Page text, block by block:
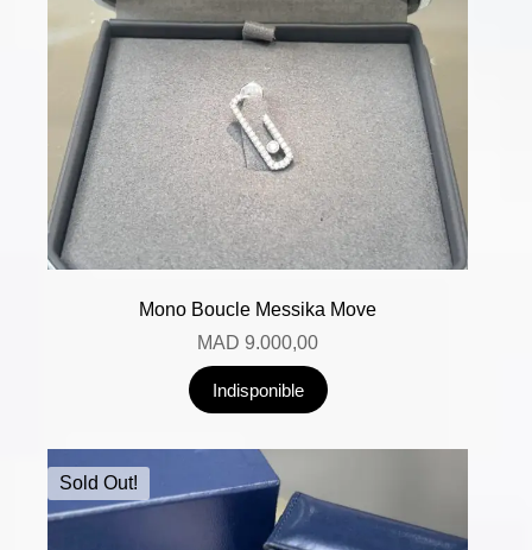
Mono Boucle Messika Move
MAD 9.000,00
Indisponible
Sold Out!